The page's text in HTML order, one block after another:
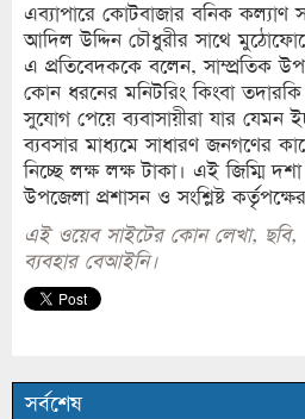
এব্যাপারে কোটবাজার বনিক কল্যাণ
আদিল উদ্দিন চৌধুরীর সাথে
এ প্রতিবেদককে বলেন, সাম্প্রতিক
কোন ধরনের মনিটরিং কিংবা
সুযোগ পেয়ে ব্যবাসায়ীরা যার যেমন
ব্যবসার মাধ্যমে সাধারণ জনগণের
নিচ্ছে লক্ষ লক্ষ টাকা। এই জিম্মি
উপজেলা প্রশাসন ও সংশ্লিষ্ট
এই ওয়েব সাইটের কোন লেখা, ছবি,
ব্যবহার বেআইনি।
সর্বশেষ